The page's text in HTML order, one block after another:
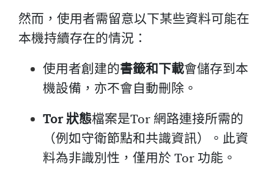
然而，使用者需留意以下某些資料可能在
本機持續存在的情況：
使用者創建的書籤和下載會儲存到本
機設備，亦不會自動刪除。
Tor 狀態檔案是Tor 網路連接所需的
（例如守衛節點和共識資訊）。此資
料為非識別性，僅用於 Tor 功能。